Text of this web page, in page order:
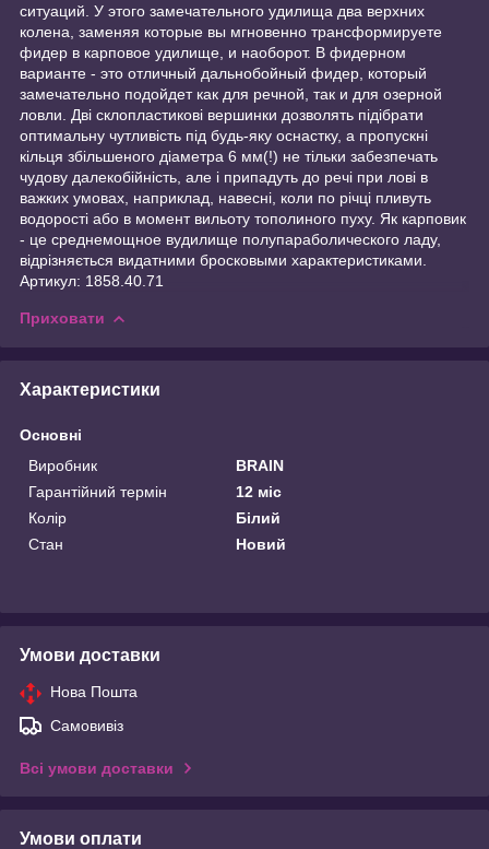
ситуаций. У этого замечательного удилища два верхних
колена, заменяя которые вы мгновенно трансформируете
фидер в карповое удилище, и наоборот. В фидерном
варианте - это отличный дальнобойный фидер, который
замечательно подойдет как для речной, так и для озерной
ловли. Дві склопластикові вершинки дозволять підібрати
оптимальну чутливість під будь-яку оснастку, а пропускні
кільця збільшеного діаметра 6 мм(!) не тільки забезпечать
чудову далекобійність, але і припадуть до речі при лові в
важких умовах, наприклад, навесні, коли по річці пливуть
водорості або в момент вильоту тополиного пуху. Як карповик
- це среднемощное вудилище полупараболического ладу,
відрізняється видатними бросковыми характеристиками.
Артикул: 1858.40.71
Приховати
Характеристики
Основні
Виробник
BRAIN
Гарантійний термін
12 міс
Колір
Білий
Стан
Новий
Умови доставки
Нова Пошта
Самовивіз
Всі умови доставки
Умови оплати